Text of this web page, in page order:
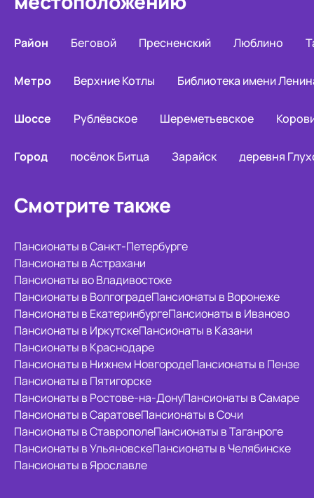
Район Беговой Пресненский Люблино
Метро Верхние Котлы Библиотека имени
Шоссе Рублёвское Шереметьевское
Город посёлок Битца Зарайск деревня
Смотрите также
Пансионаты в Санкт-Петербурге
Пансионаты в Астрахани
Пансионаты во Владивостоке
Пансионаты в ВолгоградеПансионаты в Воронеже
Пансионаты в ЕкатеринбургеПансионаты в Иваново
Пансионаты в ИркутскеПансионаты в Казани
Пансионаты в Краснодаре
Пансионаты в Нижнем НовгородеПансионаты в Пензе
Пансионаты в Пятигорске
Пансионаты в Ростове-на-ДонуПансионаты в Самаре
Пансионаты в СаратовеПансионаты в Сочи
Пансионаты в СтаврополеПансионаты в Таганроге
Пансионаты в УльяновскеПансионаты в Челябинске
Пансионаты в Ярославле